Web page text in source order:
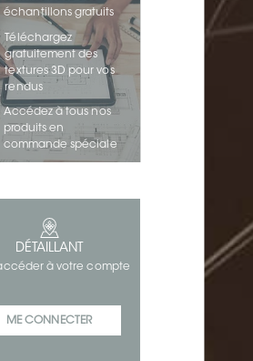
échantillons gratuits
Téléchargez
gratuitement des
textures 3D pour vos
rendus
Accédez à tous nos
produits en
commande spéciale
DÉTAILLANT
à votre compte
ME CONNECTER